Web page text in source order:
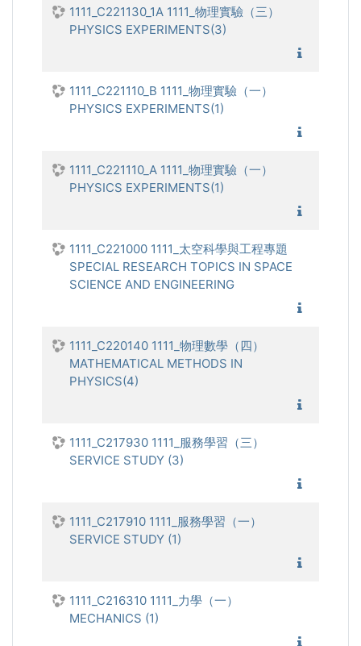
1111_C221130_1A 1111_物理實驗（三）
PHYSICS EXPERIMENTS(3)
1111_C221110_B 1111_物理實驗（一）
PHYSICS EXPERIMENTS(1)
1111_C221110_A 1111_物理實驗（一）
PHYSICS EXPERIMENTS(1)
1111_C221000 1111_太空科學與工程專題
SPECIAL RESEARCH TOPICS IN SPACE
SCIENCE AND ENGINEERING
1111_C220140 1111_物理數學（四）
MATHEMATICAL METHODS IN
PHYSICS(4)
1111_C217930 1111_服務學習（三）
SERVICE STUDY (3)
1111_C217910 1111_服務學習（一）
SERVICE STUDY (1)
1111_C216310 1111_力學（一）
MECHANICS (1)